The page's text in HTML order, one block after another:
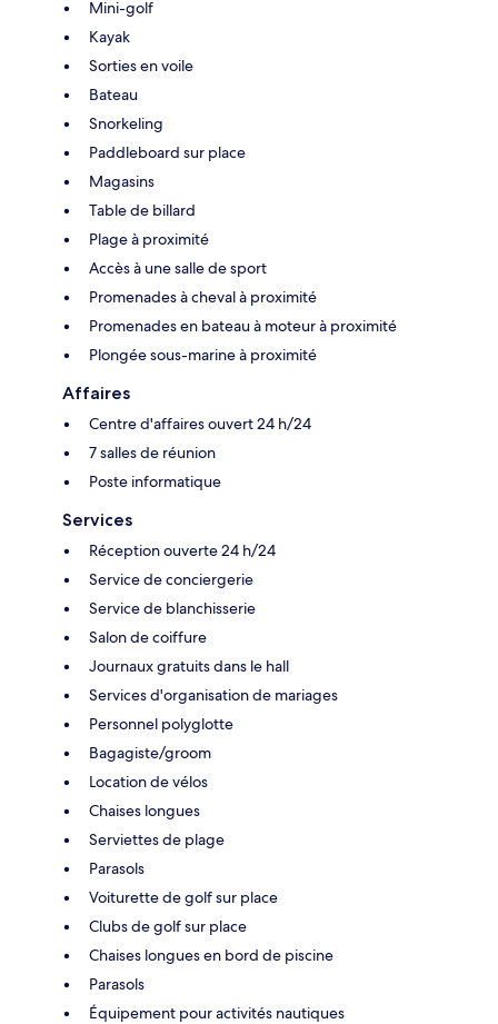
Mini-golf
Kayak
Sorties en voile
Bateau
Snorkeling
Paddleboard sur place
Magasins
Table de billard
Plage à proximité
Accès à une salle de sport
Promenades à cheval à proximité
Promenades en bateau à moteur à proximité
Plongée sous-marine à proximité
Affaires
Centre d'affaires ouvert 24 h/24
7 salles de réunion
Poste informatique
Services
Réception ouverte 24 h/24
Service de conciergerie
Service de blanchisserie
Salon de coiffure
Journaux gratuits dans le hall
Services d'organisation de mariages
Personnel polyglotte
Bagagiste/groom
Location de vélos
Chaises longues
Serviettes de plage
Parasols
Voiturette de golf sur place
Clubs de golf sur place
Chaises longues en bord de piscine
Parasols
Équipement pour activités nautiques